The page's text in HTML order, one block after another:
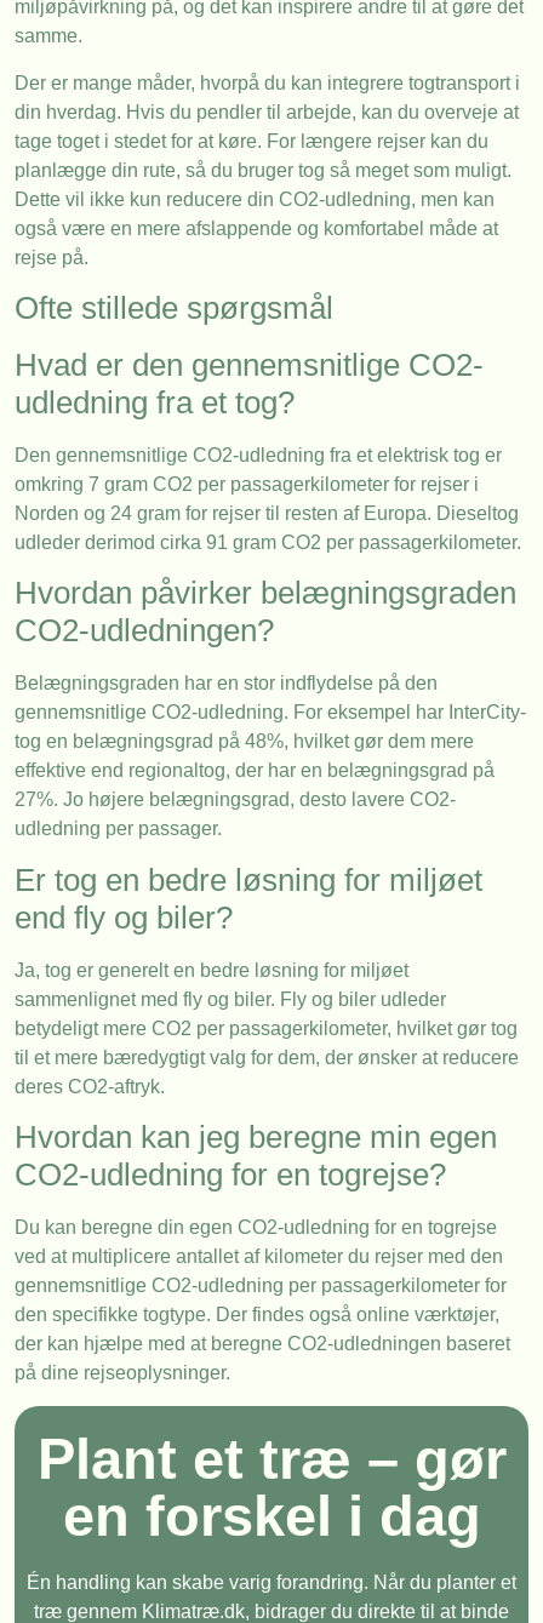
miljøpåvirkning på, og det kan inspirere andre til at gøre det
samme.
Der er mange måder, hvorpå du kan integrere togtransport i
din hverdag. Hvis du pendler til arbejde, kan du overveje at
tage toget i stedet for at køre. For længere rejser kan du
planlægge din rute, så du bruger tog så meget som muligt.
Dette vil ikke kun reducere din CO2-udledning, men kan
også være en mere afslappende og komfortabel måde at
rejse på.
Ofte stillede spørgsmål
Hvad er den gennemsnitlige CO2-
udledning fra et tog?
Den gennemsnitlige CO2-udledning fra et elektrisk tog er
omkring 7 gram CO2 per passagerkilometer for rejser i
Norden og 24 gram for rejser til resten af Europa. Dieseltog
udleder derimod cirka 91 gram CO2 per passagerkilometer.
Hvordan påvirker belægningsgraden
CO2-udledningen?
Belægningsgraden har en stor indflydelse på den
gennemsnitlige CO2-udledning. For eksempel har InterCity-
tog en belægningsgrad på 48%, hvilket gør dem mere
effektive end regionaltog, der har en belægningsgrad på
27%. Jo højere belægningsgrad, desto lavere CO2-
udledning per passager.
Er tog en bedre løsning for miljøet
end fly og biler?
Ja, tog er generelt en bedre løsning for miljøet
sammenlignet med fly og biler. Fly og biler udleder
betydeligt mere CO2 per passagerkilometer, hvilket gør tog
til et mere bæredygtigt valg for dem, der ønsker at reducere
deres CO2-aftryk.
Hvordan kan jeg beregne min egen
CO2-udledning for en togrejse?
Du kan beregne din egen CO2-udledning for en togrejse
ved at multiplicere antallet af kilometer du rejser med den
gennemsnitlige CO2-udledning per passagerkilometer for
den specifikke togtype. Der findes også online værktøjer,
der kan hjælpe med at beregne CO2-udledningen baseret
på dine rejseoplysninger.
Plant et træ – gør
en forskel i dag
Én handling kan skabe varig forandring. Når du planter et
træ gennem Klimatræ.dk, bidrager du direkte til at binde